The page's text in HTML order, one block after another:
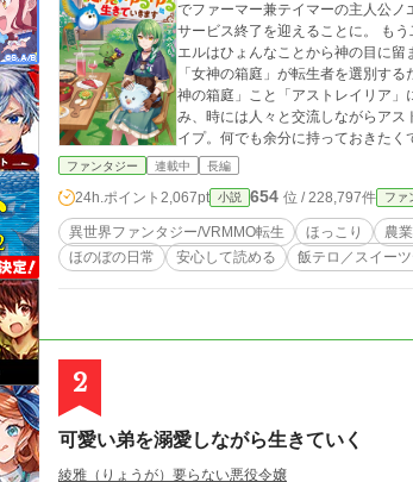
でファーマー兼テイマーの主人公
サービス終了を迎えることに。 もう二度と会えない家族同然の従魔達と大泣きしながら最後の晩餐を迎えていたノ
エルはひょんなことから神の目に
「女神の箱庭」が転生者を選別する
神の箱庭」こと「アストレイリア」
み、時には人々と交流しながらアストレイリアで生活していく
イプ。何でも余分に持っておきた
そして「調薬（ポーション）」。
した展開はあまりなく、ゆったりと
ファンタジー 連載中 長編
24h.ポイント 2,067pt 小説 654 位 / 228,797件 ファ
異世界ファンタジー/VRMMO転生 ほっこり 農
ほのぼの日常
安心して読める 飯テロ／スイーツ
2
可愛い弟を溺愛しながら生きていく
綾雅（りょうが）要らない悪役令嬢